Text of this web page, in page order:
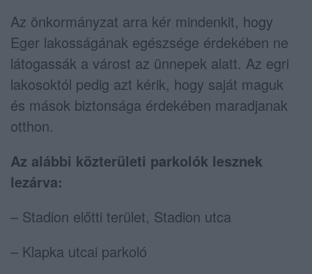
Az önkormányzat arra kér mindenkit, hogy
Eger lakosságának egészsége érdekében ne
látogassák a várost az ünnepek alatt. Az egri
lakosoktól pedig azt kérik, hogy saját maguk
és mások biztonsága érdekében maradjanak
otthon.
Az alábbi közterületi parkolók lesznek
lezárva:
– Stadion előtti terület, Stadion utca
– Klapka utcai parkoló